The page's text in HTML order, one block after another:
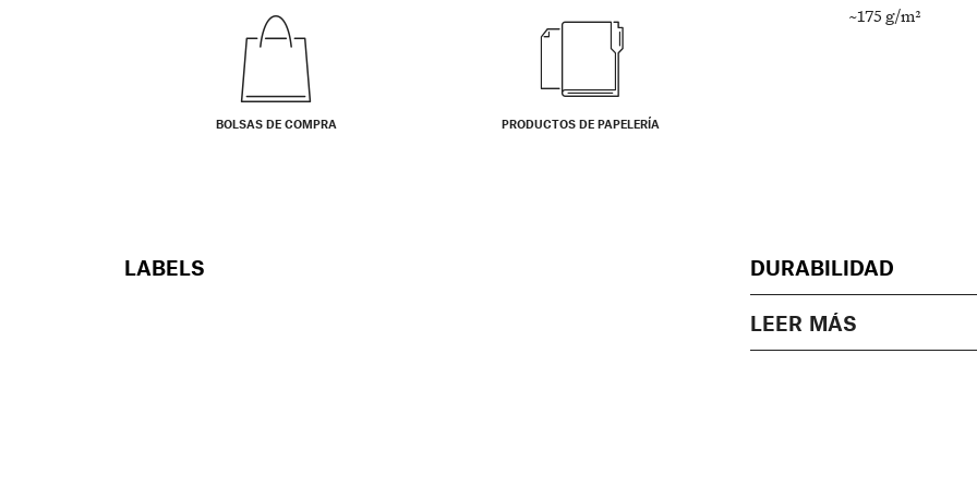
BOLSAS DE COMPRA PRODUCTOS DE PAPELERÍA
~175 g/m²
LABELS DURABILIDAD
LEER MÁS